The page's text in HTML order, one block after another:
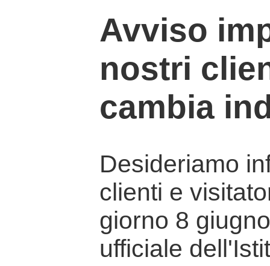
Avviso
nostri
cambia
Desideriamo
clienti e
giorno 8
ufficiale